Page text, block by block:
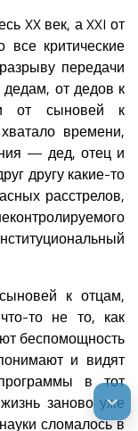
XX век, а XXI от
все критические
передачи
от дедов к
от сыновей к
времени,
— дед, отец и
другу какие-то
расстрелов,
к отцам,
то не то, как
беспомощность
и видят
в тот
заново уже
сломалось в